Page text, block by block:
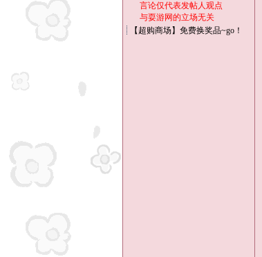
言论仅代表发帖人观点
与耍游网的立场无关
【超购商场】免费换奖品~go！